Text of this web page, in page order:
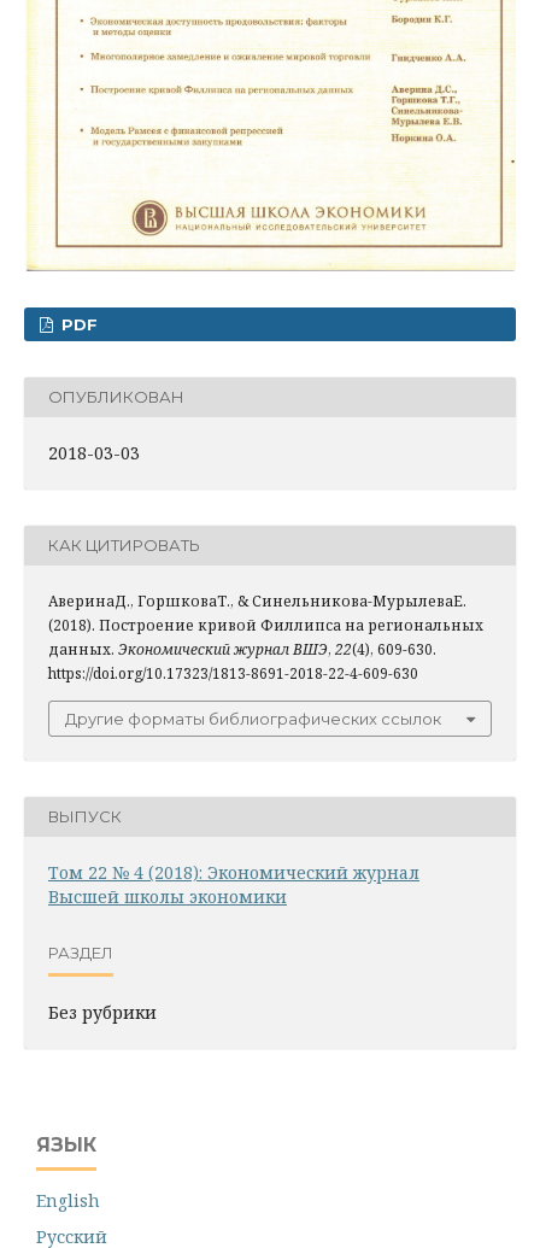
PDF
ОПУБЛИКОВАН
2018-03-03
КАК ЦИТИРОВАТЬ
АверинаД., ГоршковаТ., & Синельникова-МурылеваЕ.
(2018). Построение кривой Филлипса на региональных
данных. Экономический журнал ВШЭ, 22(4), 609-630.
https://doi.org/10.17323/1813-8691-2018-22-4-609-630
Другие форматы библиографических ссылок
ВЫПУСК
Том 22 № 4 (2018): Экономический журнал
Высшей школы экономики
РАЗДЕЛ
Без рубрики
ЯЗЫК
English
Русский